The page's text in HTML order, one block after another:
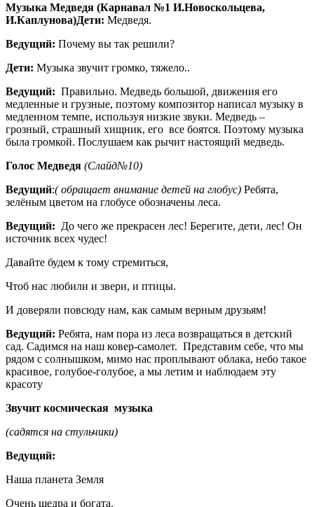
Музыка Медведя (Карнавал №1 И.Новоскольцева,
И.Каплунова)Дети: Медведя.
Ведущий: Почему вы так решили?
Дети: Музыка звучит громко, тяжело..
Ведущий: Правильно. Медведь большой, движения его
медленные и грузные, поэтому композитор написал музыку в
медленном темпе, используя низкие звуки. Медведь –
грозный, страшный хищник, его все боятся. Поэтому музыка
была громкой. Послушаем как рычит настоящий медведь.
Голос Медведя (Слайд№10)
Ведущий:( обращает внимание детей на глобус) Ребята,
зелёным цветом на глобусе обозначены леса.
Ведущий: До чего же прекрасен лес! Берегите, дети, лес! Он
источник всех чудес!
Давайте будем к тому стремиться,
Чтоб нас любили и звери, и птицы.
И доверяли повсюду нам, как самым верным друзьям!
Ведущий: Ребята, нам пора из леса возвращаться в детский
сад. Садимся на наш ковер-самолет. Представим себе, что мы
рядом с солнышком, мимо нас проплывают облака, небо такое
красивое, голубое-голубое, а мы летим и наблюдаем эту
красоту
Звучит космическая музыка
(садятся на стульчики)
Ведущий:
Наша планета Земля
Очень щедра и богата.